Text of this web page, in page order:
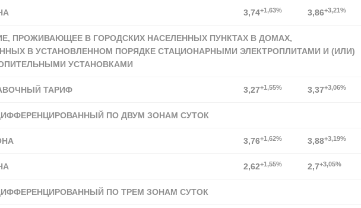
3,74+1,63% 3,86+3,21%
ПРОЖИВАЮЩЕЕ В ГОРОДСКИХ НАСЕЛЕННЫХ ПУНКТАХ В ДОМАХ,
В УСТАНОВЛЕННОМ ПОРЯДКЕ СТАЦИОНАРНЫМИ ЭЛЕКТРОПЛИТАМИ И (ИЛИ)
УСТАНОВКАМИ
ТАРИФ 3,27+1,55% 3,37+3,06%
ПО ДВУМ ЗОНАМ СУТОК
3,76+1,62% 3,88+3,19%
2,62+1,55% 2,7+3,05%
ПО ТРЕМ ЗОНАМ СУТОК